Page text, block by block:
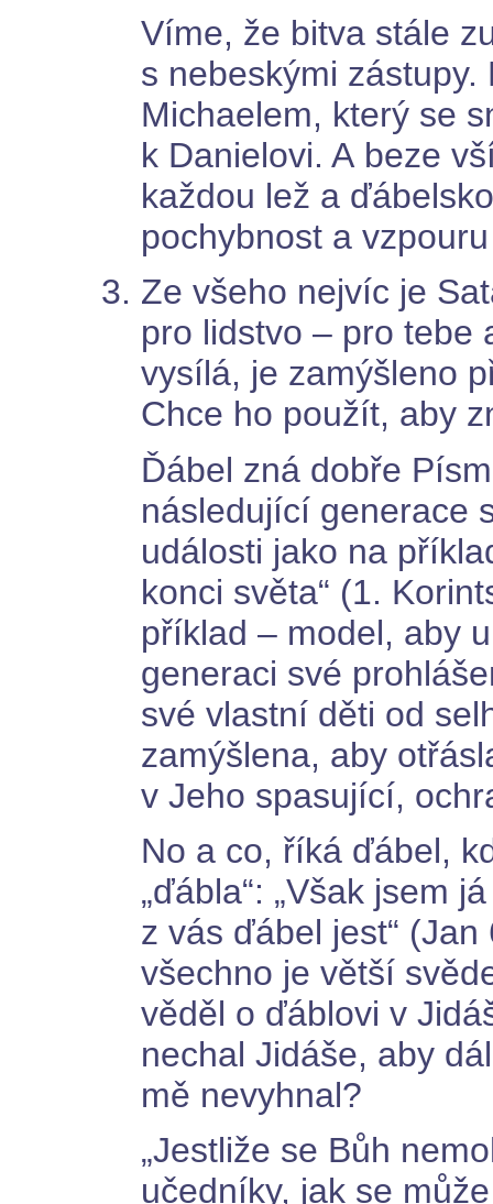
Víme, že bitva stále
s nebeskými
Michaelem, který se
k Danielovi. A beze
každou lež a
pochybnost a
Ze všeho nejvíc je
pro lidstvo – pro tebe
vysílá, je zamýšleno
Chce ho použít, aby
Ďábel zná dobře
následující generace
události jako na
konci světa“ (1.
příklad – model, aby
generaci své
své vlastní děti od
zamýšlena, aby
v Jeho spasující,
No a co, říká ďábel,
„ďábla“: „Však jsem
z vás ďábel jest“
všechno je větší
věděl o ďáblovi v
nechal Jidáše, aby
mě nevyhnal?
„Jestliže se Bůh
učedníky, jak se